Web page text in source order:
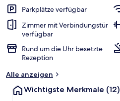
Parkplätze verfügbar
Zimmer mit Verbindungstür
verfügbar
Rund um die Uhr besetzte
Rezeption
Alle anzeigen
Wichtigste Merkmale (12)